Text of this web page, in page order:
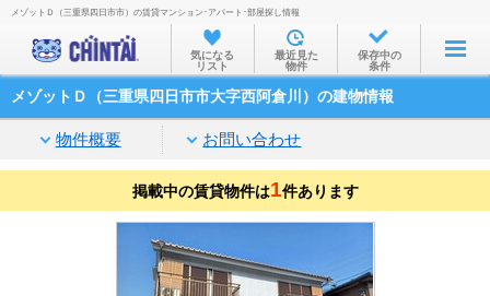
お部屋を探す
沿線・駅から
家賃相場から
通勤通学時間から
不動産会社から
メゾットＤ（三重県四日市市）の賃貸マンション･アパート･部屋探し情報
気になる
リスト
最近見た
物件
保存中の
条件
メゾットＤ（三重県四日市市大字西阿倉川）の建物情報
物件概要 お問い合わせ
掲載中の賃貸物件は1件あります